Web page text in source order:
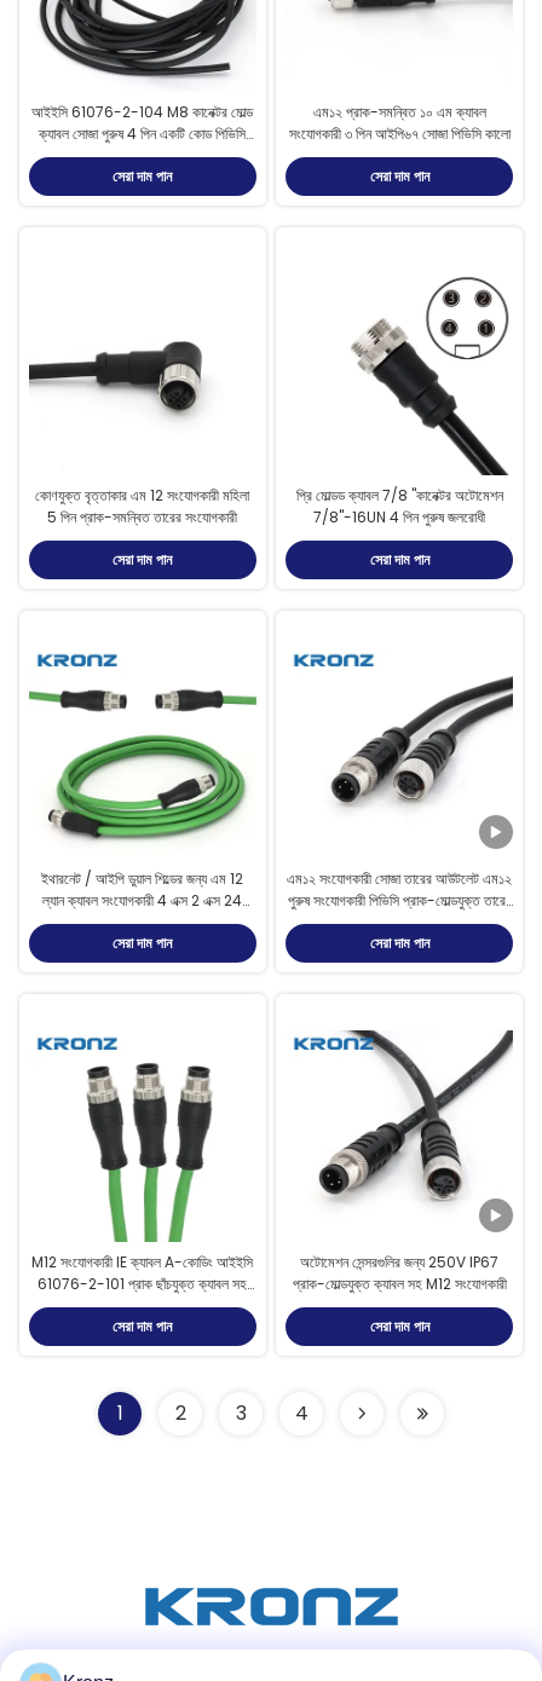
আইইসি 61076-2-104 M8 কানেক্টর মোল্ড
ক্যাবল সোজা পুরুষ 4 পিন একটি কোড পিভিসি
সঙ্গে
সেরা দাম পান
এম১২ প্রাক-সমন্বিত ১০ এম ক্যাবল
সংযোগকারী ৩ পিন আইপি৬৭ সোজা পিভিসি কালো
সেরা দাম পান
কোণযুক্ত বৃত্তাকার এম 12 সংযোগকারী মহিলা
5 পিন প্রাক-সমন্বিত তারের সংযোগকারী
সেরা দাম পান
প্রি মোল্ডড ক্যাবল 7/8 "কানেক্টর অটোমেশন
7/8"-16UN 4 পিন পুরুষ জলরোধী
সেরা দাম পান
ইথারনেট / আইপি ডুয়াল শিল্ডের জন্য এম 12
ল্যান ক্যাবল সংযোগকারী 4 এক্স 2 এক্স 24
এডাব্লুজি হলুদ সবুজ ওডি = 80
সেরা দাম পান
এম১২ সংযোগকারী সোজা তারের আউটলেট এম১২
পুরুষ সংযোগকারী পিভিসি প্রাক-মোল্ডযুক্ত তারের
সাথে
সেরা দাম পান
M12 সংযোগকারী IE ক্যাবল A-কোডিং আইইসি
61076-2-101 প্রাক ছাঁচযুক্ত ক্যাবল সহ
ল্যান সংযোগকারী
সেরা দাম পান
অটোমেশন সেন্সরগুলির জন্য 250V IP67
প্রাক-মোল্ডযুক্ত ক্যাবল সহ M12 সংযোগকারী
সেরা দাম পান
1 2 3 4